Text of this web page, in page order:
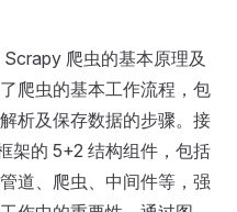
爬虫的基本原理及
爬虫的基本工作流程，包
析及保存数据的步骤。接
架的 5+2 结构组件，包括
道、爬虫、中间件等，强